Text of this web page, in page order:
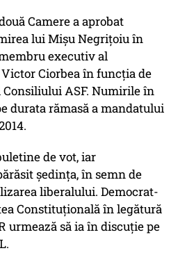
Camere a aprobat
lui Mişu Negriţoiu în
executiv al
Ciorbea în funcţia de
ASF. Numirile în
durata rămasă a mandatului
de vot, iar
şedinţa, în semn de
liberalului. Democrat-
Constituţională în legătură
urmează să ia în discuţie pe